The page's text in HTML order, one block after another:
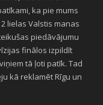
ka pie mums
lielas Valstis manas
piedāvājumu
finālos izpildīt
tā ļoti patīk. Tad
kā reklamēt Rīgu un